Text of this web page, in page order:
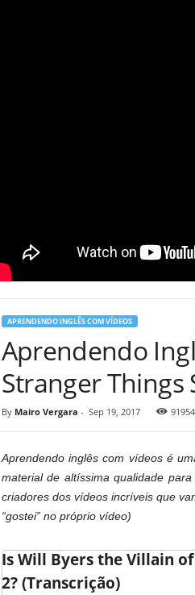
APRENDENDO INGLÊS COM VÍDEOS
Aprendendo
Stranger Things
By Mairo Vergara - Sep 19, 2017 91954
Aprendendo inglês com vídeos é
material de altíssima qualidade
criadores dos vídeos incríveis que
“gostei” no próprio vídeo)
Is Will Byers the Villain
2? (Transcrição)